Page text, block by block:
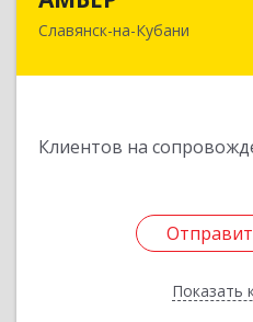
Славянск-на-Кубани
Клиентов на
Показать
353562,